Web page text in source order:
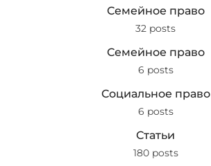
Семейное право
32 posts
Семейное право
6 posts
Социальное право
6 posts
Статьи
180 posts